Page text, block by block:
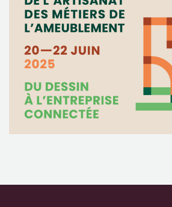
CONTACTEZ-NOUS !